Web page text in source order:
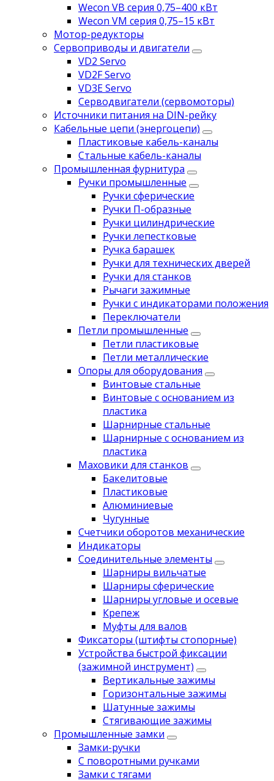
Wecon VB серия 0,75–400 кВт
Wecon VM серия 0,75–15 кВт
Мотор-редукторы
Сервоприводы и двигатели
VD2 Servo
VD2F Servo
VD3E Servo
Серводвигатели (сервомоторы)
Источники питания на DIN-рейку
Кабельные цепи (энергоцепи)
Пластиковые кабель-каналы
Стальные кабель-каналы
Промышленная фурнитура
Ручки промышленные
Ручки сферические
Ручки П-образные
Ручки цилиндрические
Ручки лепестковые
Ручка барашек
Ручки для технических дверей
Ручки для станков
Рычаги зажимные
Ручки с индикаторами положения
Переключатели
Петли промышленные
Петли пластиковые
Петли металлические
Опоры для оборудования
Винтовые стальные
Винтовые с основанием из
пластика
Шарнирные стальные
Шарнирные с основанием из
пластика
Маховики для станков
Бакелитовые
Пластиковые
Алюминиевые
Чугунные
Счетчики оборотов механические
Индикаторы
Соединительные элементы
Шарниры вильчатые
Шарниры сферические
Шарниры угловые и осевые
Крепеж
Муфты для валов
Фиксаторы (штифты стопорные)
Устройства быстрой фиксации
(зажимной инструмент)
Вертикальные зажимы
Горизонтальные зажимы
Шатунные зажимы
Стягивающие зажимы
Промышленные замки
Замки-ручки
С поворотными ручками
Замки с тягами